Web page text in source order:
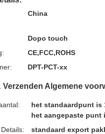
China
Dopo touch
CE,FCC,ROHS
DPT-PCT-xx
Verzenden Algemene
het standaardpunt is
het aangepaste punt
standaard export